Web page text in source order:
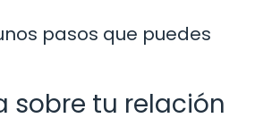
pasos que puedes
sobre tu relación